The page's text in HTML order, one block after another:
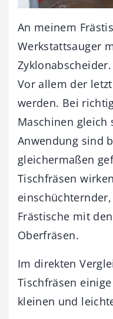
An meinem
Werkstattsauger
Zyklonabscheider.
Vor allem der
werden. Bei
Maschinen gleich
Anwendung sind
gleichermaßen
Tischfräsen
Frästische mit
Oberfräsen.
Im direkten
Tischfräsen
kleinen und